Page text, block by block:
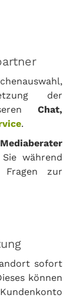
der
Chat,
.
während
zur
sofort
können